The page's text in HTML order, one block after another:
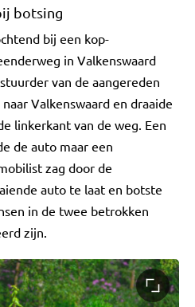
botsing
bij een kop-
in Valkenswaard
van de aangereden
Valkenswaard en draaide
linkerkant van de weg. Een
de auto maar een
zag door de
auto te laat en botste
in de twee betrokken
zijn.